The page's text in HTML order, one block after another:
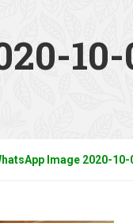
10-
Image 2020-10-